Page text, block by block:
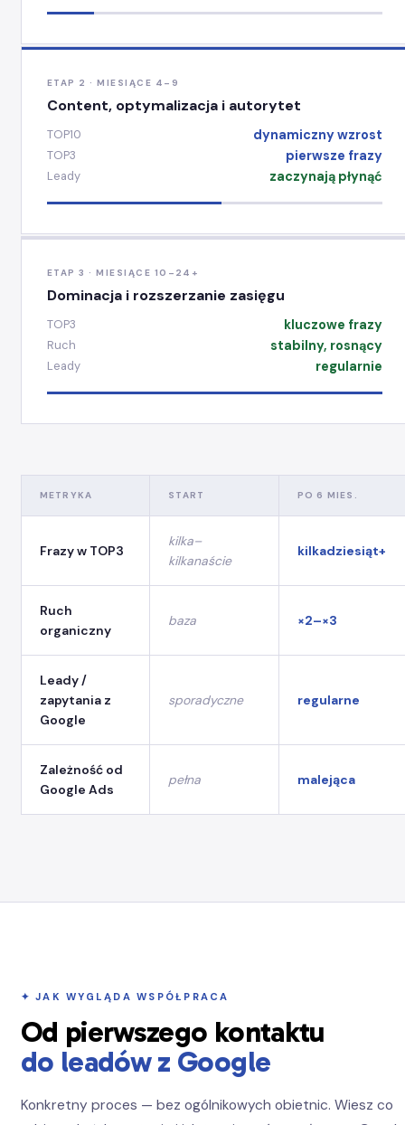
ETAP 2 · MIESIĄCE 4–9
Content, optymalizacja i autorytet
TOP10 dynamiczny wzrost
TOP3 pierwsze frazy
Leady zaczynają płynąć
ETAP 3 · MIESIĄCE 10–24+
Dominacja i rozszerzanie zasięgu
TOP3 kluczowe frazy
Ruch stabilny, rosnący
Leady regularnie
METRYKA START PO 6 MIES.
Frazy w TOP3
kilka–
kilkanaście
kilkadziesiąt+
Ruch
organiczny
baza ×2–×3
Leady /
zapytania z
Google
sporadyczne regularne
Zależność od
Google Ads
pełna malejąca
✦ JAK WYGLĄDA WSPÓŁPRACA
Od pierwszego kontaktu
do leadów z Google
Konkretny proces — bez ogólnikowych obietnic. Wiesz co